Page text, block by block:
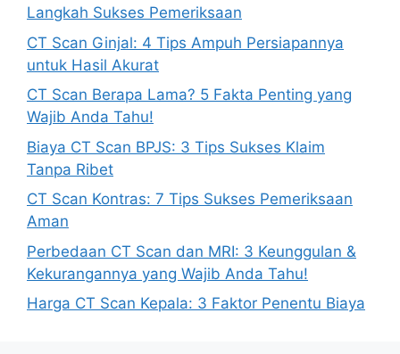
Langkah Sukses Pemeriksaan
CT Scan Ginjal: 4 Tips Ampuh Persiapannya
untuk Hasil Akurat
CT Scan Berapa Lama? 5 Fakta Penting yang
Wajib Anda Tahu!
Biaya CT Scan BPJS: 3 Tips Sukses Klaim
Tanpa Ribet
CT Scan Kontras: 7 Tips Sukses Pemeriksaan
Aman
Perbedaan CT Scan dan MRI: 3 Keunggulan &
Kekurangannya yang Wajib Anda Tahu!
Harga CT Scan Kepala: 3 Faktor Penentu Biaya